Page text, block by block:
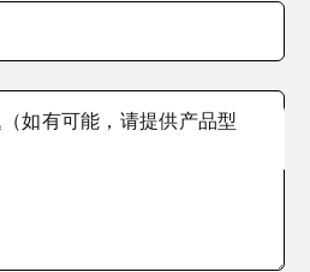
如有可能，请提供产品型